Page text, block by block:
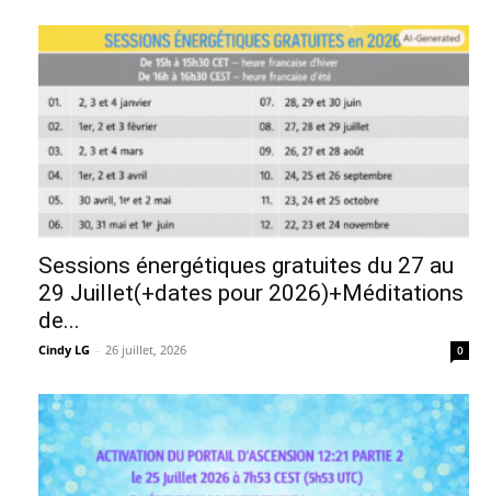
Sessions énergétiques gratuites du 27 au
29 Juillet(+dates pour 2026)+Méditations
de...
Cindy LG - 26 juillet, 2026 0